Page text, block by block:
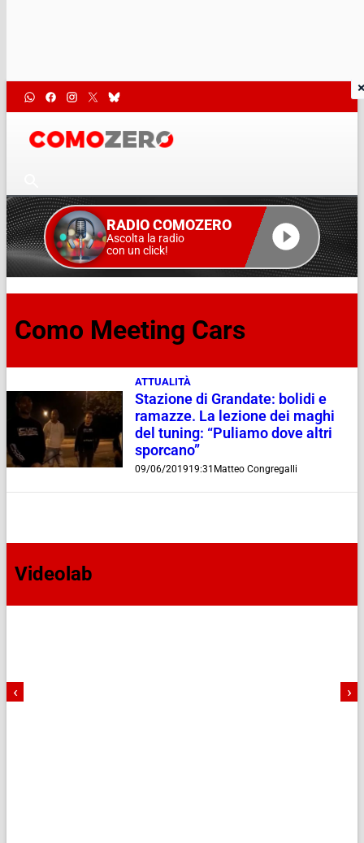
RADIO COMOZERO
Ascolta la radio
con un click!
Como Meeting Cars
ATTUALITÀ
Stazione di Grandate: bolidi e
ramazze. La lezione dei maghi
del tuning: “Puliamo dove altri
sporcano”
09/06/201919:31 Matteo Congregalli
Videolab
‹ ›